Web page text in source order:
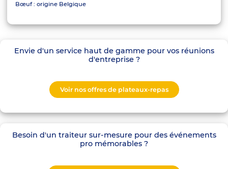
Bœuf : origine Belgique
Envie d'un service haut de gamme pour vos réunions
d'entreprise ?
Voir nos offres de plateaux-repas
Besoin d'un traiteur sur-mesure pour des événements
pro mémorables ?